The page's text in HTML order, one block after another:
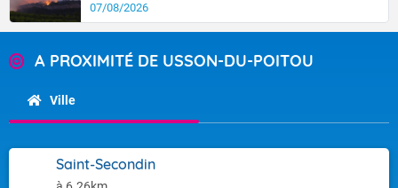
07/08/2026
A PROXIMITÉ DE USSON-DU-POITOU
Ville
Saint-Secondin